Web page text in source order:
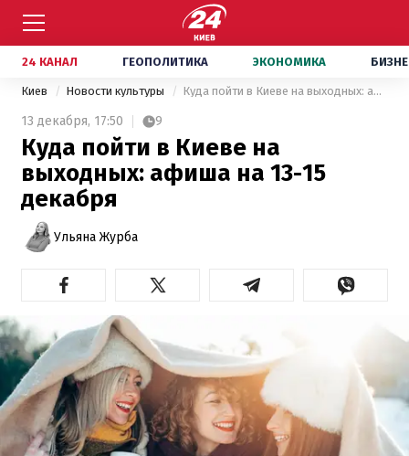
24 КАНАЛ ГЕОПОЛИТИКА ЭКОНОМИКА
Киев Новости культуры Куда пойти в Киеве на выходных: афиша на 13-15 декабря
13 декабря, 17:50 9
Куда пойти в Киеве на
выходных: афиша на 13-15
декабря
Ульяна Журба